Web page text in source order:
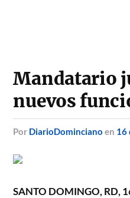
Mandatario
nuevos
por DiarioDominciano en 16
SANTO DOMINGO, RD,